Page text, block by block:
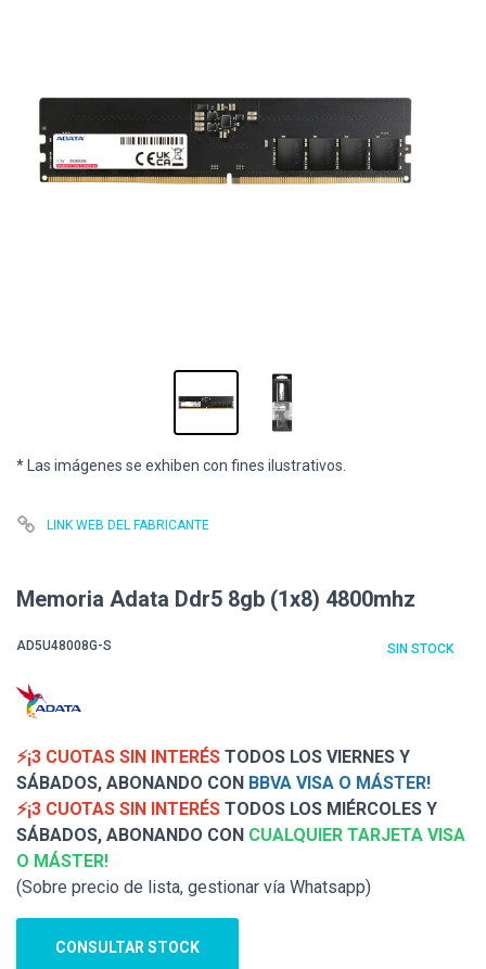
* Las imágenes se exhiben con fines ilustrativos.
LINK WEB DEL FABRICANTE
Memoria Adata Ddr5 8gb (1x8) 4800mhz
AD5U48008G-S SIN STOCK
⚡¡3 CUOTAS SIN INTERÉS TODOS LOS VIERNES Y
SÁBADOS, ABONANDO CON BBVA VISA O MÁSTER!
⚡¡3 CUOTAS SIN INTERÉS TODOS LOS MIÉRCOLES Y
SÁBADOS, ABONANDO CON CUALQUIER TARJETA VISA
O MÁSTER!
(Sobre precio de lista, gestionar vía Whatsapp)
CONSULTAR STOCK